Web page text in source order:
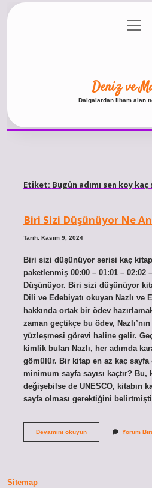
Gizlilik menüyü
aç
Deniz ve
Dalgalardan ilham alan
Etiket: Bugün adımı sen koy kaç
Biri Sizi Düşünüyor Ne
Tarih: Kasım 9, 2024
Biri sizi düşünüyor serisi kaç
paketlenmiş 00:00 – 01:01 – 02:02
Düşünüyor. Biri sizi düşünüyor
Dili ve Edebiyatı okuyan Nazlı ve
hakkında ortak bir ödev
zaman geçtikçe bu ödev,
yüzleşmesi görevi haline gelir.
kimlik bulan Nazlı, her adımda
gömülür. Bir kitap en az kaç sayfa
minimum sayfa sayısı kaçtır? Bu,
değişebilse de UNESCO, kitabın
sayfa olması gerektiğini
Devamını okuyunBiri
Yorum
Sitemap